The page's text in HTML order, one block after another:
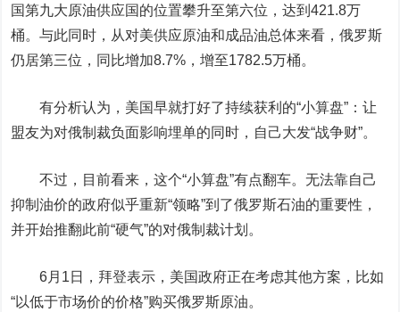
国第九大原油供应国的位置攀升至第六位，达到421.8万
桶。与此同时，从对美供应原油和成品油总体来看，俄罗斯
仍居第三位，同比增加8.7%，增至1782.5万桶。
有分析认为，美国早就打好了持续获利的“小算盘”：让
盟友为对俄制裁负面影响埋单的同时，自己大发“战争财”。
不过，目前看来，这个“小算盘”有点翻车。无法靠自己
抑制油价的政府似乎重新“领略”到了俄罗斯石油的重要性，
并开始推翻此前“硬气”的对俄制裁计划。
6月1日，拜登表示，美国政府正在考虑其他方案，比如
“以低于市场价的价格”购买俄罗斯原油。